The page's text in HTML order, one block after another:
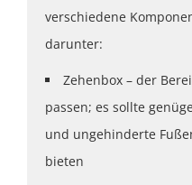
verschiedene
darunter:
Zehenbox – der
passen; es sollte
und ungehinderte
bieten